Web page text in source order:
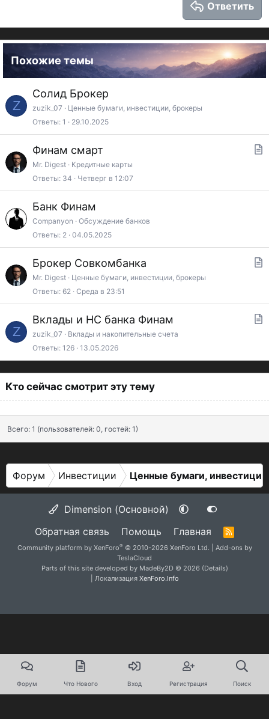
Ответить
Похожие темы
Z
Солид Брокер
zuzik_07
Ценные бумаги, инвестиции, брокеры
Ответы 1 29.10.2025
Финам смарт
Mr. Digest
Кредитные карты
Ответы 34 Четверг в 12:07
Банк Финам
Companyon
Обсуждение банков
Ответы 2 04.05.2025
Брокер Совкомбанка
Mr. Digest
Ценные бумаги, инвестиции, брокеры
Ответы 62 Среда в 23:51
Z
я
Вклады и НС банка Финам
zuzik_07
Вклады и накопительные счета
Ответы 126 13.05.2026
Кто сейчас смотрит эту тему
Всего: 1 (пользователей: 0, гостей: 1)
Форум Инвестиции Ценные бумаги,
Dimension (Основной)
Обратная связь
Помощь Главная
S
Community platform by XenForo® © 2010-2026 XenForo Ltd.
Add-ons by
TeslaCloud
Parts of this site developed by MadeBy2D © 2026 (Details)
| Локализация XenForo.Info
Форум Что Нового Вход Регистрация Поиск